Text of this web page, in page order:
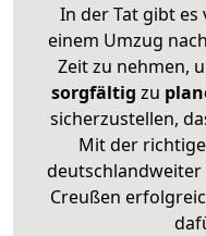
In der Tat gibt es
einem Umzug
Zeit zu nehmen,
sorgfältig zu
sicherzustellen,
Mit der
deutschlandweiter
Creußen